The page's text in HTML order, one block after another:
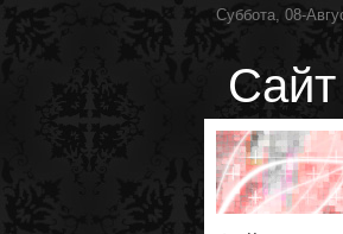
Суббота, 08-